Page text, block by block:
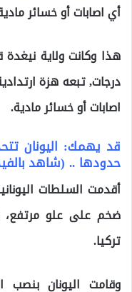
أي اصابات أو خسائر
اصابات أو خسائر مادية.
قد يهمك: اليونان
حدودها .. (شاهد
أقدمت السلطات
ضخم على علو
تركيا.
وقامت اليونان